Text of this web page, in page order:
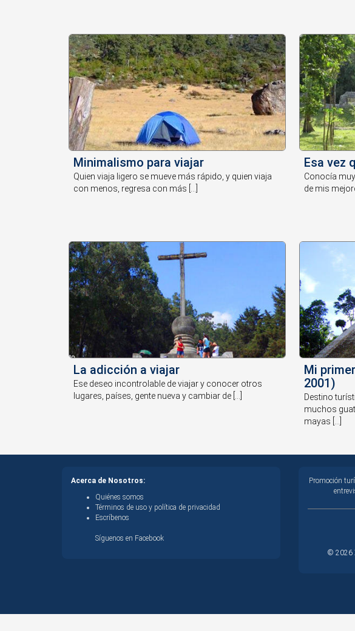
Minimalismo para viajar
Quien viaja ligero se mueve más rápido, y quien viaja
con menos, regresa con más [...]
Esa vez
Conocía
de mis
La adicción a viajar
Ese deseo incontrolable de viajar y conocer otros
lugares, países, gente nueva y cambiar de [...]
Mi
2001)
Destino
muchos
mayas [...]
Acerca de Nosotros:
Quiénes somos
Términos de uso y política de privacidad
Escríbenos
Síguenos en Facebook
Promoción
© 2026